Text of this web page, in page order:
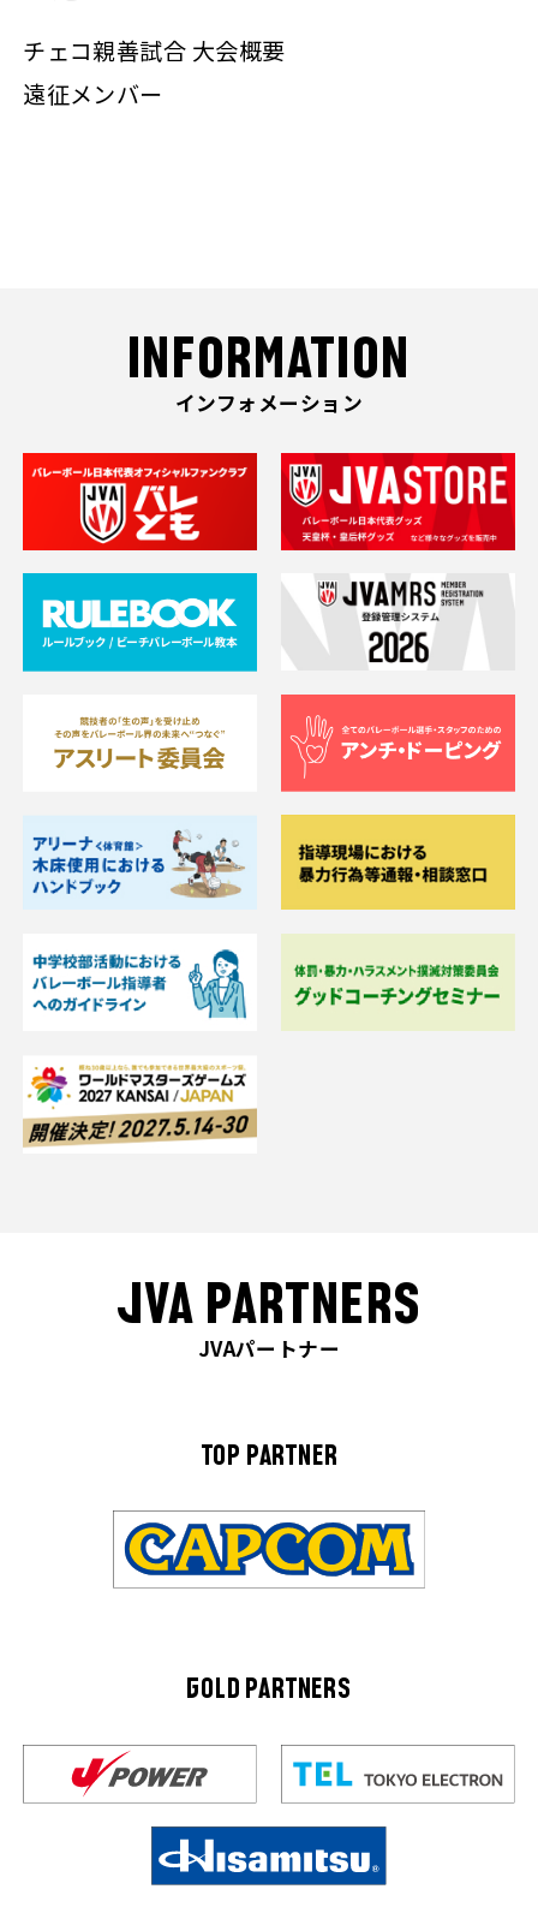
チェコ親善試合 大会概要
遠征メンバー
INFORMATION
インフォメーション
JVA PARTNERS
JVAパートナー
TOP PARTNER
GOLD PARTNERS